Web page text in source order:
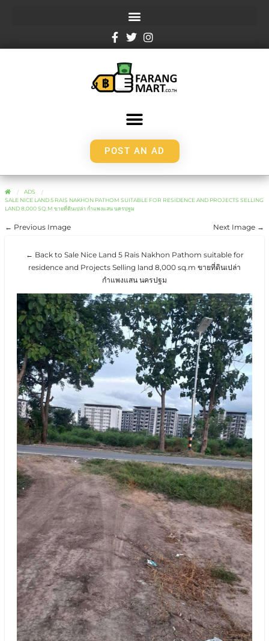
POST AN AD
ADS
SALE NICE LAND 5 RAIS NAKHON PATHOM SUITABLE FOR RESIDENCE AND PROJECTS SELLING
LAND 8,000 SQ.M ขายที่ดินเปล่า กำแพงแสน นครปฐม
← Previous Image Next Image →
← Back to Sale Nice Land 5 Rais Nakhon Pathom suitable for
residence and Projects Selling land 8,000 sq.m ขายที่ดินเปล่า
กำแพงแสน นครปฐม